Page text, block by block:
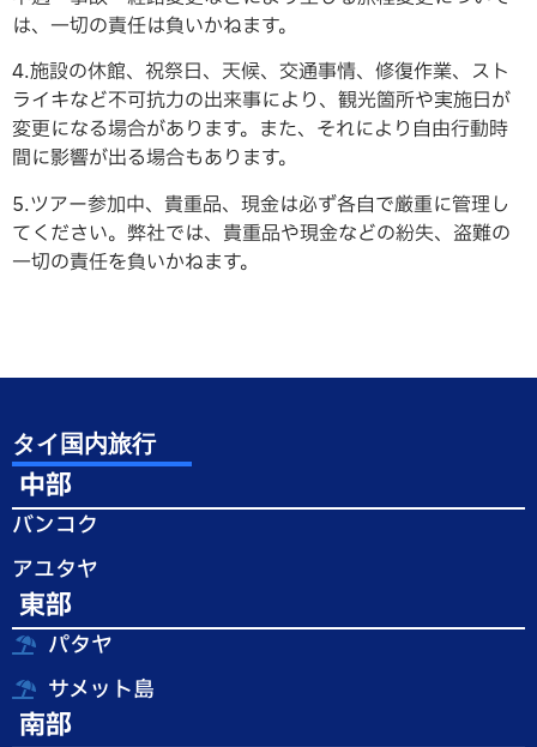
は、一切の責任は負いかねます。
4.施設の休館、祝祭日、天候、交通事情、修復作業、スト
ライキなど不可抗力の出来事により、観光箇所や実施日が
変更になる場合があります。また、それにより自由行動時
間に影響が出る場合もあります。
5.ツアー参加中、貴重品、現金は必ず各自で厳重に管理し
てください。弊社では、貴重品や現金などの紛失、盗難の
一切の責任を負いかねます。
タイ国内旅行
中部
バンコク
アユタヤ
東部
パタヤ
サメット島
南部